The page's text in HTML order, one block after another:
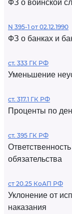
ФЗ о воинской
N 395-1 от 02.12.1990
ФЗ о банках и
ст. 333 ГК РФ
Уменьшение
ст. 317.1 ГК РФ
Проценты по
ст. 395 ГК РФ
обязательства
ст 20.25 КоАП РФ
Уклонение от
наказания